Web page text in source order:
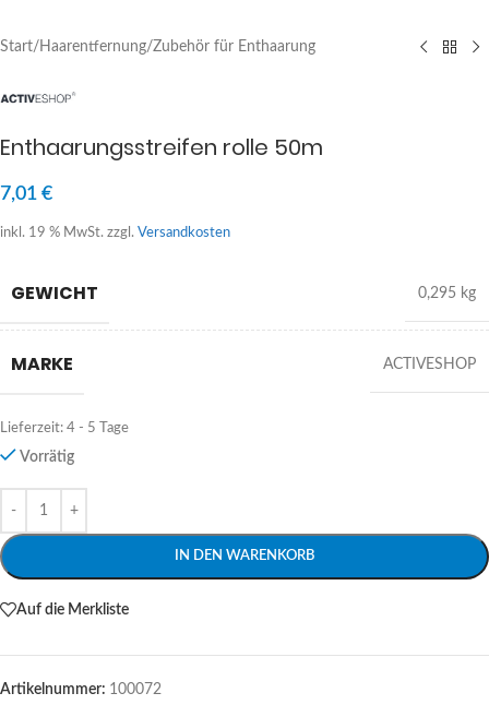
Start/ Haarentfernung/Zubehör für Enthaarung
Enthaarungsstreifen rolle 50m
7,01 €
inkl. 19 % MwSt. zzgl. Versandkosten
GEWICHT 0,295 kg
MARKE ACTIVESHOP
Lieferzeit: 4 - 5 Tage
Vorrätig
IN DEN WARENKORB
Alternative:
Auf die Merkliste
Artikelnummer: 100072